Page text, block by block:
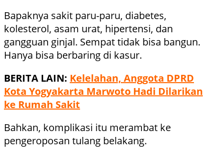
Bapaknya sakit paru-paru, diabetes,
kolesterol, asam urat, hipertensi, dan
gangguan ginjal. Sempat tidak bisa bangun.
Hanya bisa berbaring di kasur.
BERITA LAIN: Kelelahan, Anggota DPRD
Kota Yogyakarta Marwoto Hadi Dilarikan
ke Rumah Sakit
Bahkan, komplikasi itu merambat ke
pengeroposan tulang belakang.